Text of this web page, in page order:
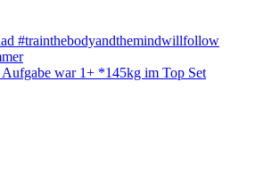
Aufgabe war 1+ *145kg im Top Set